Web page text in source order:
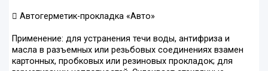
 Автогерметик-прокладка «Авто»
Применение: для устранения течи воды, антифриза и
масла в разъемных или резьбовых соединениях взамен
картонных, пробковых или резиновых прокладок; для